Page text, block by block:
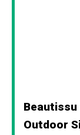
Outdoor